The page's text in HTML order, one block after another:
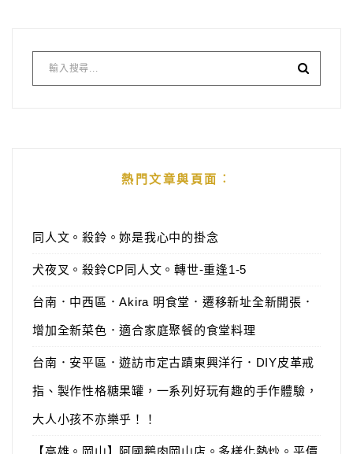
熱門文章與頁面︰
同人文。殺鈴。妳是我心中的掛念
犬夜叉。殺鈴CP同人文。轉世-重逢1-5
台南．中西區．Akira 明食堂．遷移新址全新開張．
增加全新菜色．適合家庭聚餐的食堂料理
台南．安平區．遊訪市定古蹟東興洋行．DIY皮革戒
指、製作性格糖果罐，一系列好玩有趣的手作體驗，
大人小孩不亦樂乎！！
【高雄。岡山】阿國鵝肉岡山店。多樣化熱炒。平價